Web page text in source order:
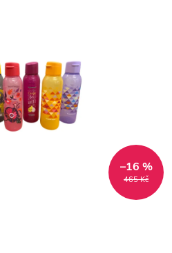
465 Kč
–16 %